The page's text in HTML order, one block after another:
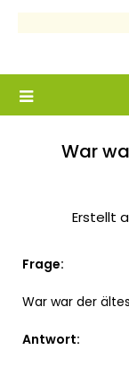
War
Erstellt
Frage:
War war der
Antwort: